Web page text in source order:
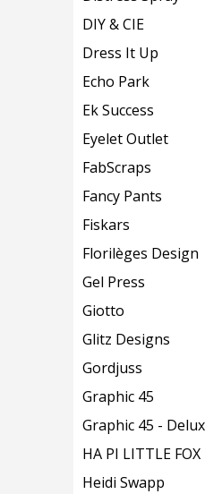
DIY & CIE
Dress It Up
Echo Park
Ek Success
Eyelet Outlet
FabScraps
Fancy Pants
Fiskars
Florilèges Design
Gel Press
Giotto
Glitz Designs
Gordjuss
Graphic 45
Graphic 45 -
HA PI LITTLE FOX
Heidi Swapp